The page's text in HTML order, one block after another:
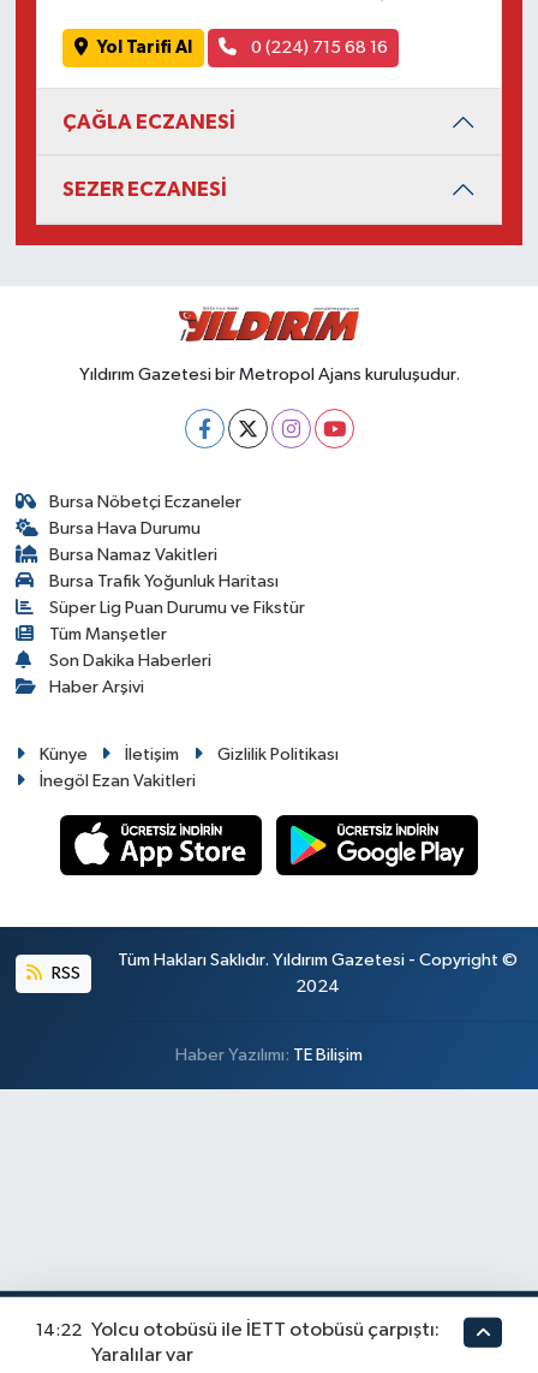
Yol Tarifi Al 0 (224) 715 68 16
ÇAĞLA ECZANESİ
SEZER ECZANESİ
Yıldırım Gazetesi bir Metropol Ajans kuruluşudur.
Bursa Nöbetçi Eczaneler
Bursa Hava Durumu
Bursa Namaz Vakitleri
Bursa Trafik Yoğunluk Haritası
Süper Lig Puan Durumu ve Fikstür
Tüm Manşetler
Son Dakika Haberleri
Haber Arşivi
Künye İletişim
Gizlilik Politikası
İnegöl Ezan Vakitleri
RSS
Tüm Hakları Saklıdır. Yıldırım Gazetesi - Copyright ©
2024
Haber Yazılımı: TE Bilişim
14:22 Yolcu otobüsü ile İETT otobüsü çarpıştı:
Yaralılar var